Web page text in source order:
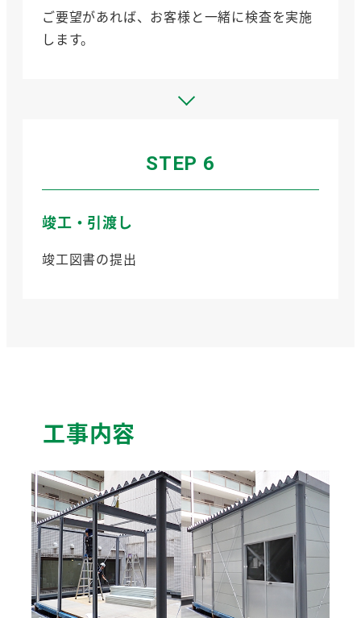
ご要望があれば、お客様と一緒に検査を実施
します。
STEP 6
竣工・引渡し
竣工図書の提出
工事内容